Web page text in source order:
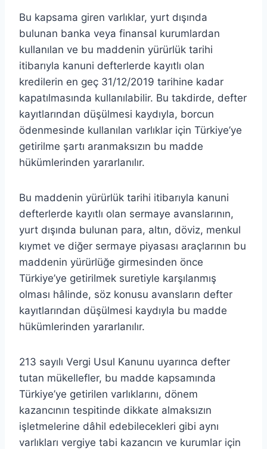
Bu kapsama giren varlıklar, yurt dışında
bulunan banka veya finansal kurumlardan
kullanılan ve bu maddenin yürürlük tarihi
itibarıyla kanuni defterlerde kayıtlı olan
kredilerin en geç 31/12/2019 tarihine kadar
kapatılmasında kullanılabilir. Bu takdirde, defter
kayıtlarından düşülmesi kaydıyla, borcun
ödenmesinde kullanılan varlıklar için Türkiye’ye
getirilme şartı aranmaksızın bu madde
hükümlerinden yararlanılır.
Bu maddenin yürürlük tarihi itibarıyla kanuni
defterlerde kayıtlı olan sermaye avanslarının,
yurt dışında bulunan para, altın, döviz, menkul
kıymet ve diğer sermaye piyasası araçlarının bu
maddenin yürürlüğe girmesinden önce
Türkiye’ye getirilmek suretiyle karşılanmış
olması hâlinde, söz konusu avansların defter
kayıtlarından düşülmesi kaydıyla bu madde
hükümlerinden yararlanılır.
213 sayılı Vergi Usul Kanunu uyarınca defter
tutan mükellefler, bu madde kapsamında
Türkiye’ye getirilen varlıklarını, dönem
kazancının tespitinde dikkate almaksızın
işletmelerine dâhil edebilecekleri gibi aynı
varlıkları vergiye tabi kazancın ve kurumlar için